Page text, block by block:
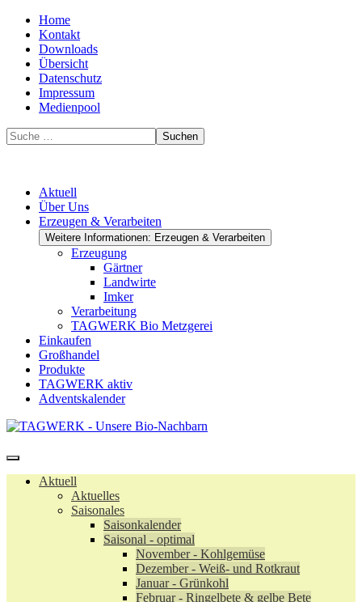
Home
Kontakt
Downloads
Übersicht
Datenschutz
Impressum
Medienpool
Suchen
Aktuell
Über Uns
Erzeugen & Verarbeiten
Weitere Informationen: Erzeugen & Verarbeiten
Erzeugung
Gärtner
Landwirte
Imker
Verarbeitung
TAGWERK Bio Metzgerei
Einkaufen
Großhandel
Produkte
TAGWERK aktiv
Adventskalender
Aktuell
Aktuelles
Saisonales
Saisonkalender
Saisonal - optimal
November - Kohlgemüse
Dezember - Weiß- und Rotkraut
Januar - Grünkohl
Februar - Ringelbete & gelbe Bete